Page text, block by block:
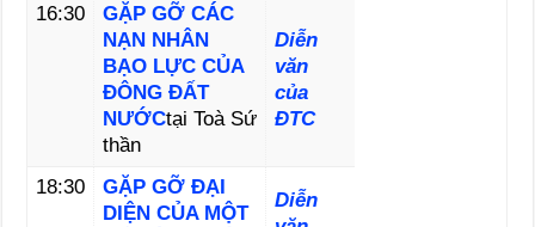
16:30
GẶP GỠ CÁC
NẠN NHÂN
BẠO LỰC CỦA
ĐÔNG ĐẤT
NƯỚCtại Toà Sứ
thần
Diễn
văn
của
ĐTC
18:30
GẶP GỠ ĐẠI
DIỆN CỦA MỘT
Diễn